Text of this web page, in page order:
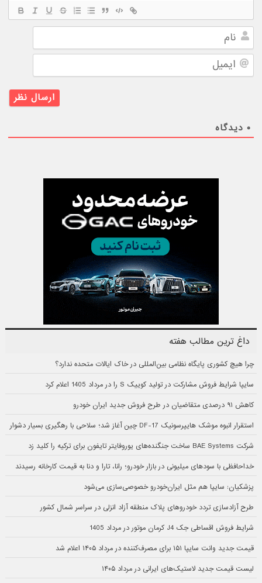
نام
ایمیل
۰ دیدگاه
داغ ترین مطالب هفته
چرا هیچ کشوری پایگاه نظامی بین‌المللی در خاک ایالات متحده ندارد؟
سایپا شرایط فروش مشارکت در تولید کوییک S را در مرداد 1405 اعلام کرد
کاهش ۹۱ درصدی متقاضیان در طرح فروش جدید ایران خودرو
استقرار انبوه موشک هایپرسونیک DF-17 چین آغاز شد؛ سلاحی با رهگیری بسیار دشوار
شرکت BAE Systems ساخت جنگنده‌های یوروفایتر تایفون برای ترکیه را کلید زد
خداحافظی با سودهای میلیونی در بازار خودرو؛ رانا، تارا و دنا به قیمت کارخانه رسیدند
پزشکیان: سایپا هم مثل ایران‌خودرو خصوصی‌سازی می‌شود
طرح آزادسازی تردد خودروهای پلاک منطقه آزاد انزلی در سراسر شمال کشور
شرایط فروش اقساطی جک J4 کرمان موتور در مرداد 1405
قیمت جدید وانت سایپا ۱۵۱ برای مصرف‌کننده در مرداد ۱۴۰۵ اعلام شد
لیست قیمت جدید لاستیک‌های ایرانی در مرداد ۱۴۰۵